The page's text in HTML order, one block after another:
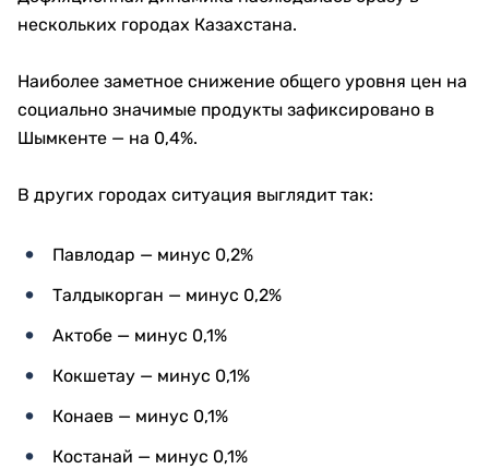
нескольких городах Казахстана.
Наиболее заметное снижение общего уровня цен на
социально значимые продукты зафиксировано в
Шымкенте — на 0,4%.
В других городах ситуация выглядит так:
Павлодар — минус 0,2%
Талдыкорган — минус 0,2%
Актобе — минус 0,1%
Кокшетау — минус 0,1%
Конаев — минус 0,1%
Костанай — минус 0,1%